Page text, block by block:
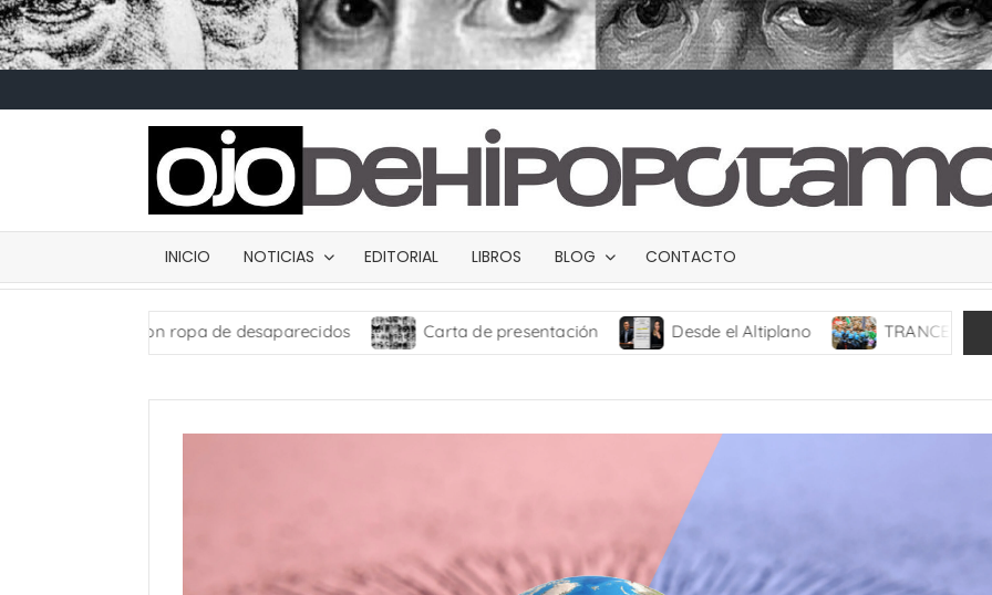
INICIO NOTICIAS EDITORIAL LIBROS BLOG CONTACTO
con ropa de desaparecidos Carta de presentación Desde el Altiplano TRANCES I